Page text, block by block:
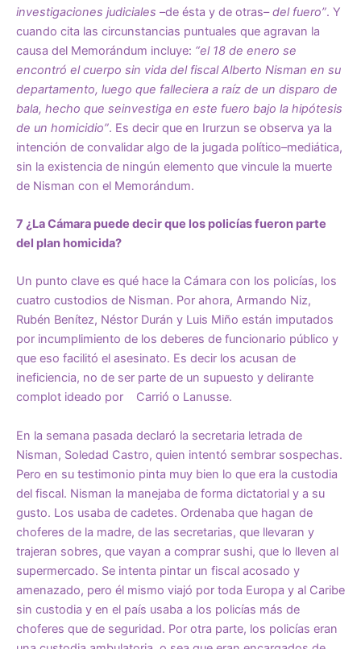
investigaciones judiciales –de ésta y de otras–del fuero”. Y
cuando cita las circunstancias puntuales que agravan la
causa del Memorándum incluye: “el 18 de enero se
encontró el cuerpo sin vida del fiscal Alberto Nisman en su
departamento, luego que falleciera a raíz de un disparo de
bala, hecho que seinvestiga en este fuero bajo la hipótesis
de un homicidio”. Es decir que en Irurzun se observa ya la
intención de convalidar algo de la jugada político–mediática,
sin la existencia de ningún elemento que vincule la muerte
de Nisman con el Memorándum.
7 ¿La Cámara puede decir que los policías fueron parte
del plan homicida?
Un punto clave es qué hace la Cámara con los policías, los
cuatro custodios de Nisman. Por ahora, Armando Niz,
Rubén Benítez, Néstor Durán y Luis Miño están imputados
por incumplimiento de los deberes de funcionario público y
que eso facilitó el asesinato. Es decir los acusan de
ineficiencia, no de ser parte de un supuesto y delirante
complot ideado por Carrió o Lanusse.
En la semana pasada declaró la secretaria letrada de
Nisman, Soledad Castro, quien intentó sembrar sospechas.
Pero en su testimonio pinta muy bien lo que era la custodia
del fiscal. Nisman la manejaba de forma dictatorial y a su
gusto. Los usaba de cadetes. Ordenaba que hagan de
choferes de la madre, de las secretarias, que llevaran y
trajeran sobres, que vayan a comprar sushi, que lo lleven al
supermercado. Se intenta pintar un fiscal acosado y
amenazado, pero él mismo viajó por toda Europa y al Caribe
sin custodia y en el país usaba a los policías más de
choferes que de seguridad. Por otra parte, los policías eran